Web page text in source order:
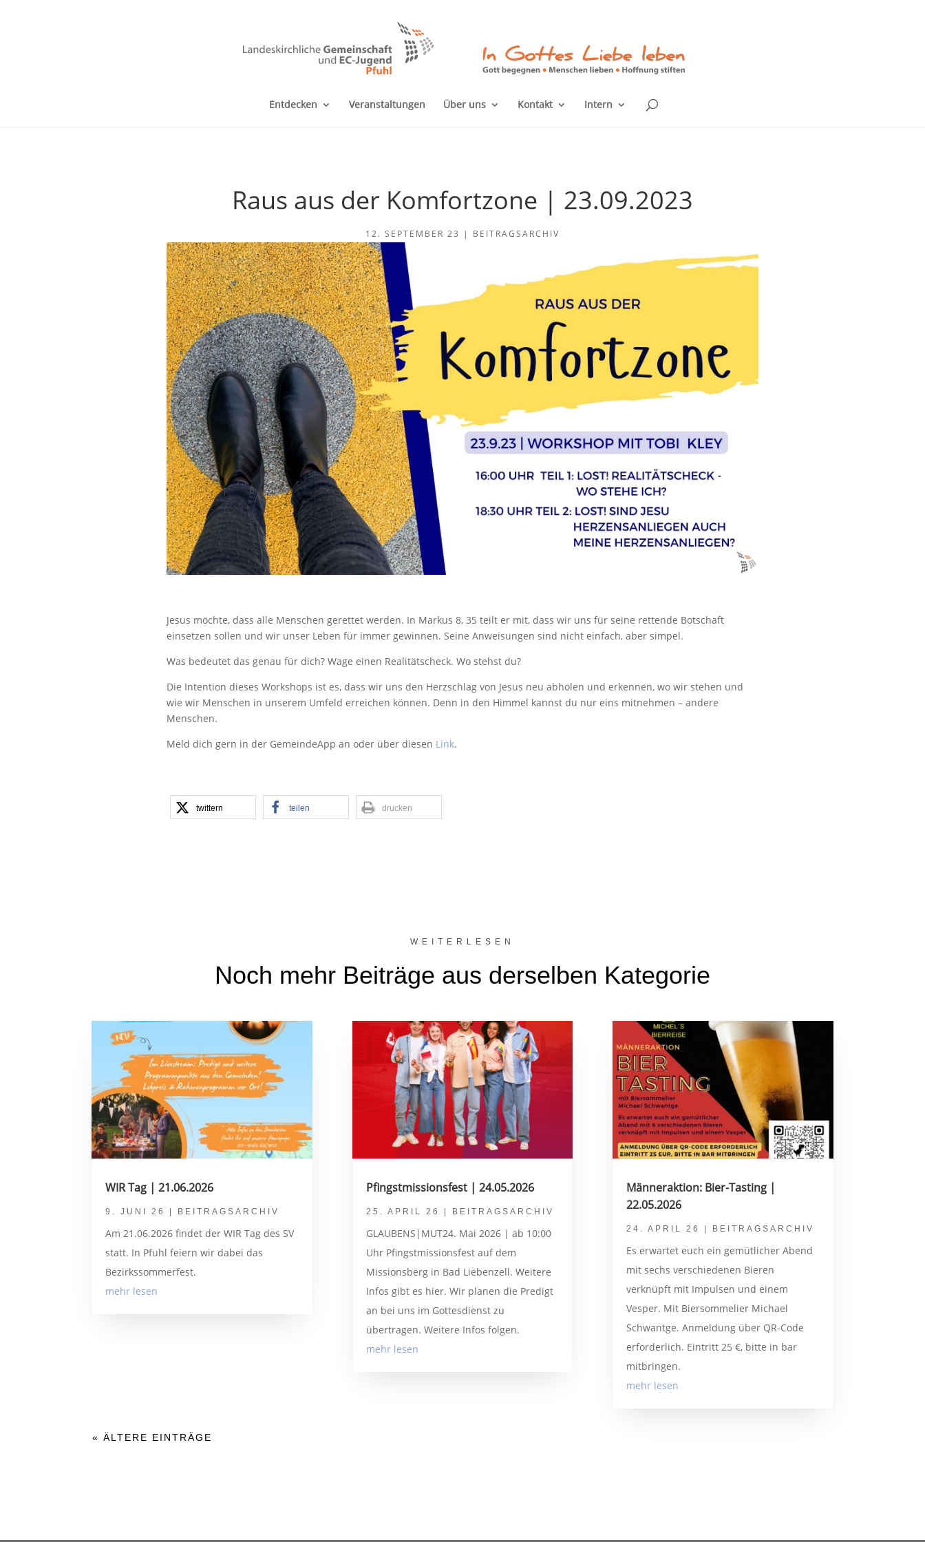
Entdecken Veranstaltungen Über uns Kontakt Intern
Raus aus der Komfortzone | 23.09.2023
12. SEPTEMBER 23 | BEITRAGSARCHIV
Jesus möchte, dass alle Menschen gerettet werden. In Markus 8, 35 teilt er mit, dass wir uns für seine rettende Botschaft
einsetzen sollen und wir unser Leben für immer gewinnen. Seine Anweisungen sind nicht einfach, aber simpel.
Was bedeutet das genau für dich? Wage einen Realitätscheck. Wo stehst du?
Die Intention dieses Workshops ist es, dass wir uns den Herzschlag von Jesus neu abholen und erkennen, wo wir stehen und
wie wir Menschen in unserem Umfeld erreichen können. Denn in den Himmel kannst du nur eins mitnehmen – andere
Menschen.
Meld dich gern in der GemeindeApp an oder über diesen Link.
twittern teilen drucken
WEITERLESEN
Noch mehr Beiträge aus derselben Kategorie
WIR Tag | 21.06.2026
9. JUNI 26 BEITRAGSARCHIV
Am 21.06.2026 findet der WIR Tag des SV
statt. In Pfuhl feiern wir dabei das
Bezirkssommerfest.
mehr lesen
Pfingstmissionsfest | 24.05.2026
25. APRIL 26 BEITRAGSARCHIV
GLAUBENS|MUT24. Mai 2026 | ab 10:00
Uhr Pfingstmissionsfest auf dem
Missionsberg in Bad Liebenzell. Weitere
Infos gibt es hier. Wir planen die Predigt
an bei uns im Gottesdienst zu
übertragen. Weitere Infos folgen.
mehr lesen
Männeraktion: Bier-Tasting |
22.05.2026
24. APRIL 26 BEITRAGSARCHIV
Es erwartet euch ein gemütlicher Abend
mit sechs verschiedenen Bieren
verknüpft mit Impulsen und einem
Vesper. Mit Biersommelier Michael
Schwantge. Anmeldung über QR-Code
erforderlich. Eintritt 25 €, bitte in bar
mitbringen.
mehr lesen
« ÄLTERE EINTRÄGE